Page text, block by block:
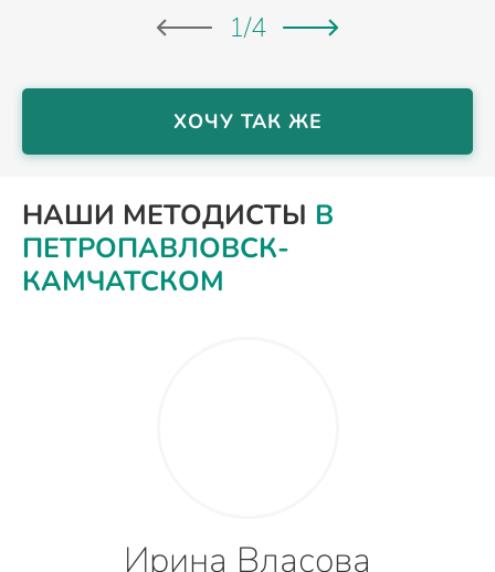
1/4
ХОЧУ ТАК ЖЕ
НАШИ МЕТОДИСТЫ В
ПЕТРОПАВЛОВСК-
КАМЧАТСКОМ
Ирина Власова